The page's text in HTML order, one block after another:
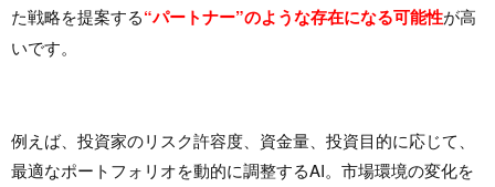
た戦略を提案する“パートナー”のような存在になる可能性が高
いです。
例えば、投資家のリスク許容度、資金量、投資目的に応じて、
最適なポートフォリオを動的に調整するAI。市場環境の変化を